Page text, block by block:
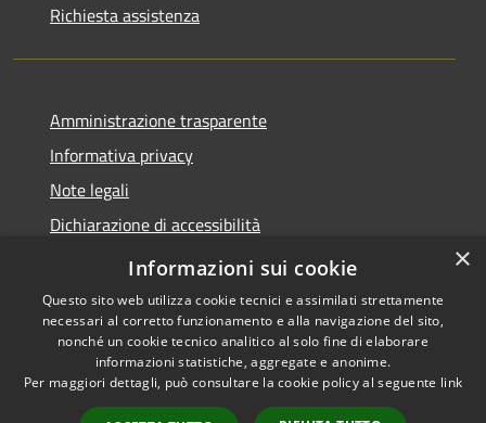
Richiesta assistenza
Amministrazione trasparente
Informativa privacy
Note legali
Dichiarazione di accessibilità
Whistleblowing-segnalazione illeciti
Accessibilità
Copyright © 2026 • Comune di
Torre d'Isola • Powered by
×
Informazioni sui cookie
Questo sito web utilizza cookie tecnici e assimilati strettamente
necessari al corretto funzionamento e alla navigazione del sito,
nonché un cookie tecnico analitico al solo fine di elaborare
informazioni statistiche, aggregate e anonime.
Per maggiori dettagli, può consultare la cookie policy al seguente link